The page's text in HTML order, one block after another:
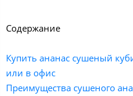
Содержание
Купить ананас сушеный
или в офис
Преимущества сушеного